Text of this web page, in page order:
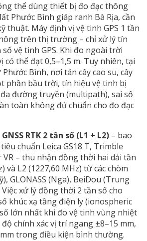
thể dùng thiết bị đo đạc thông
Phước Bình giáp ranh Bà Rịa, cần
thuật. Máy định vị vệ tinh GPS 1 tần
trên thị trường – chỉ xử lý tín
vệ tinh GPS. Khi đo ngoài trời
có thể đạt 0,5–1,5 m. Tuy nhiên, tại
Bình, nơi tán cây cao su, cây
phần bầu trời, tín hiệu vệ tinh bị
đường truyền (multipath), sai số
toàn không đủ chuẩn cho đo đạc
GNSS RTK 2 tần số (L1 + L2) – bao
chuẩn Leica GS18 T, Trimble
VR – thu nhận đồng thời hai dải tần
và L2 (1227,60 MHz) từ các chòm
GLONASS (Nga), BeiDou (Trung
Việc xử lý đồng thời 2 tần số cho
khúc xạ tầng điện ly (ionospheric
lớn nhất khi đo vệ tinh vùng nhiệt
chính xác vị trí ngang ±8–15 mm,
trong điều kiện bình thường.